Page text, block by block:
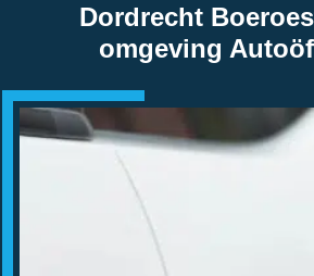
Dordrecht
omgeving